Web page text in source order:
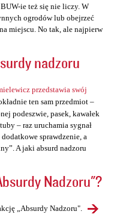
ie też się nie liczy. W
ogrodów lub obejrzeć
miejscu. No tak, ale najpierw
nadzoru
przedstawia swój
ten sam przedmiot –
podeszwie, pasek, kawałek
– raz uruchamia sygnał
sprawdzenie, a
A jaki absurd nadzoru
Nadzoru"?
„Absurdy Nadzoru".